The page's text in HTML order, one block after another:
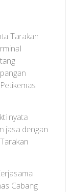
Tarakan
nyata
jasa dengan
Cabang